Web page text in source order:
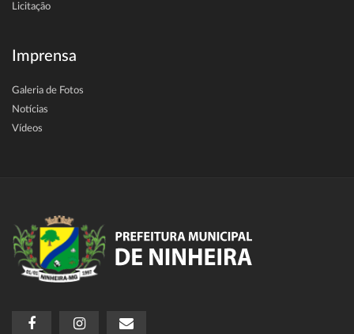
Licitação
Imprensa
Galeria de Fotos
Notícias
Vídeos